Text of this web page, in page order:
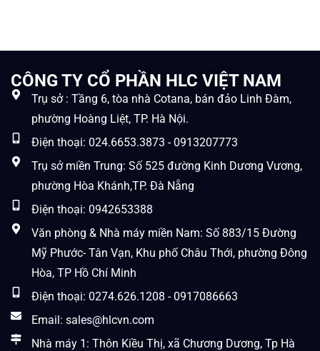
CÔNG TY CỔ PHẦN HLC VIỆT NAM
Trụ sở : Tầng 6, tòa nhà Cotana, bán đảo Linh Đàm,
phường Hoàng Liệt, TP. Hà Nội.
Điện thoại: 024.6653.3873 - 0913207773
Trụ sở miền Trung: Số 525 đường Kinh Dương Vương,
phường Hòa Khánh,TP. Đà Nẵng
Điện thoại: 0942653388
Văn phòng & Nhà máy miền Nam: Số 883/15 Đường
Mỹ Phước- Tân Vạn, Khu phố Châu Thới, phường Đông
Hòa, TP Hồ Chí Minh
Điện thoại: 0274.626.1208 - 0917086663
Email: sales@hlcvn.com
Nhà máy 1: Thôn Kiều Thị, xã Chương Dương, Tp Hà